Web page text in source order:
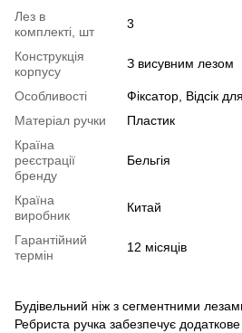
Лез в
комплекті, шт
3
Конструкція
корпусу
З висувним лезом
Особливості
Фіксатор, Відсік
Матеріал ручки
Пластик
Країна
реєстрації
бренду
Бельгія
Країна
виробник
Китай
Гарантійний
термін
12 місяців
Будівельний ніж з сегментними
Ребриста ручка забезпечує